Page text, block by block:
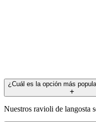
¿Cuál es la opción más
Nuestros ravioli de langosta